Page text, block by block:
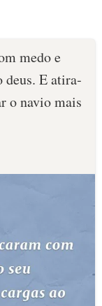
medo e
deus. E atira­
o navio mais